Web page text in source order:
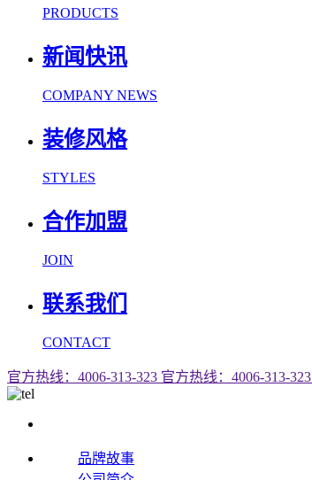
PRODUCTS
新闻快讯
COMPANY NEWS
装修风格
STYLES
合作加盟
JOIN
联系我们
CONTACT
官方热线：4006-313-323 官方热线：4006-313-323
品牌故事